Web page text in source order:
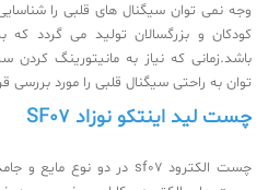
وجه نمی توان سیگنال های قلبی را
کودکان و بزرگسالان تولید می گردد که
باشد.زمانی که نیاز به مانیتورینگ کردن
توان به راحتی سیگنال قلبی را مورد بررسی
چست لید اینتکو نوزاد SF07
چست الکترود sf07 در دو نوع مایع و